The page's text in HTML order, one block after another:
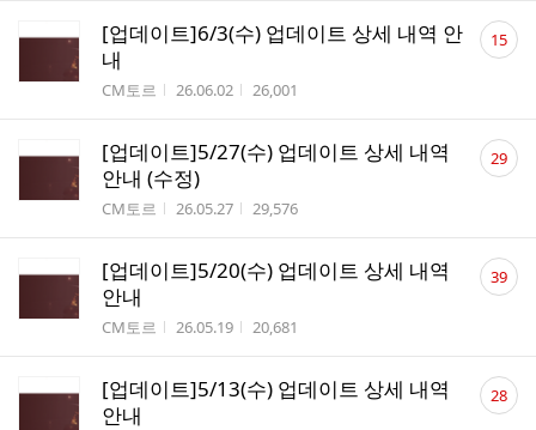
[업데이트]6/3(수) 업데이트 상세 내역 안
내
작성자
CM토르 작성시간
26.06.02 조회수
26,001
댓
글15
[업데이트]5/27(수) 업데이트 상세 내역
안내 (수정)
작성자
CM토르 작성시간
26.05.27 조회수
29,576
댓
글29
[업데이트]5/20(수) 업데이트 상세 내역
안내
작성자
CM토르 작성시간
26.05.19 조회수
20,681
댓
글39
[업데이트]5/13(수) 업데이트 상세 내역
안내
댓
글28